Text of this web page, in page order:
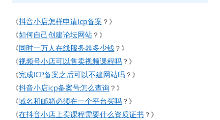
《抖音小店怎样申请icp备案 ？》
《如何自己创建论坛网站 ？》
《同时一万人在线服务器多少钱 ？》
《视频号小店可以售卖视频课程吗 ？》
《完成ICP备案之后可以不建网站吗 ？》
《抖音小店icp备案号怎么查询 ？》
《域名和邮箱必须在一个平台买吗 ？》
《在抖音小店上卖课程需要什么资质证书 ？》